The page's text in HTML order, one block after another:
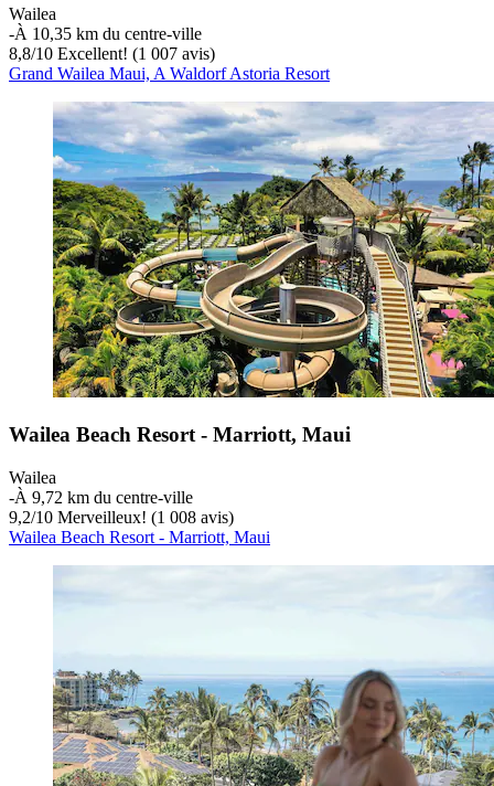
Wailea
‐À 10,35 km du centre-ville
8,8/10 Excellent! (1 007 avis)
Grand Wailea Maui, A Waldorf Astoria Resort
Wailea Beach Resort - Marriott, Maui
Wailea
‐À 9,72 km du centre-ville
9,2/10 Merveilleux! (1 008 avis)
Wailea Beach Resort - Marriott, Maui